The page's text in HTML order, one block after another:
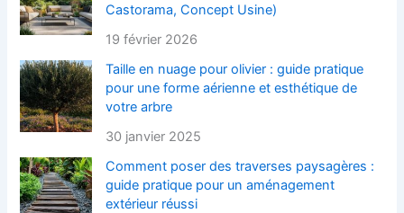
Castorama, Concept Usine)
19 février 2026
Taille en nuage pour olivier : guide pratique
pour une forme aérienne et esthétique de
votre arbre
30 janvier 2025
Comment poser des traverses paysagères :
guide pratique pour un aménagement
extérieur réussi